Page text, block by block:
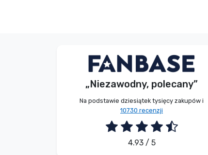
„Niezawodny, polecany”
Na podstawie dziesiątek tysięcy zakupów i
10730 recenzji
4.93 / 5
V. Éva Kupujący
2026. 08. 06.